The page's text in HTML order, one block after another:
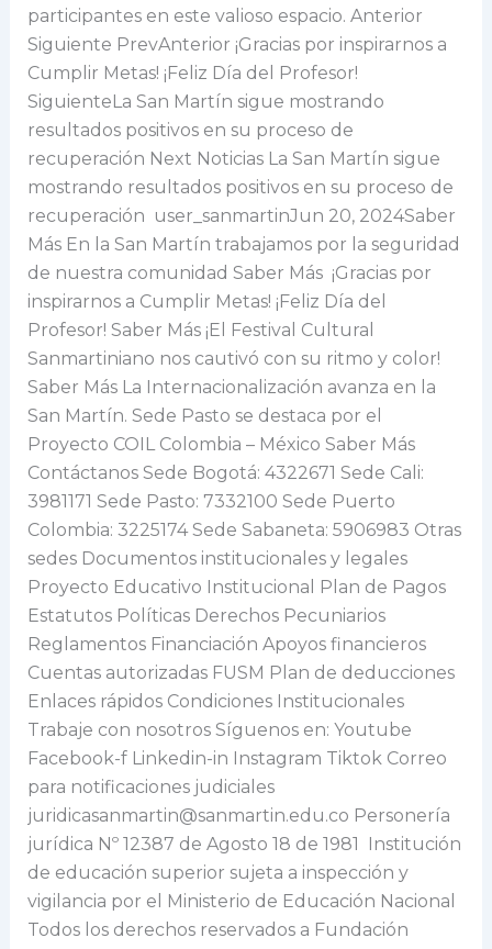
participantes en este valioso espacio. Anterior
Siguiente PrevAnterior ¡Gracias por inspirarnos a
Cumplir Metas! ¡Feliz Día del Profesor!
SiguienteLa San Martín sigue mostrando
resultados positivos en su proceso de
recuperación Next Noticias La San Martín sigue
mostrando resultados positivos en su proceso de
recuperación user_sanmartinJun 20, 2024Saber
Más En la San Martín trabajamos por la seguridad
de nuestra comunidad Saber Más ¡Gracias por
inspirarnos a Cumplir Metas! ¡Feliz Día del
Profesor! Saber Más ¡El Festival Cultural
Sanmartiniano nos cautivó con su ritmo y color!
Saber Más La Internacionalización avanza en la
San Martín. Sede Pasto se destaca por el
Proyecto COIL Colombia – México Saber Más
Contáctanos Sede Bogotá: 4322671 Sede Cali:
3981171 Sede Pasto: 7332100 Sede Puerto
Colombia: 3225174 Sede Sabaneta: 5906983 Otras
sedes Documentos institucionales y legales
Proyecto Educativo Institucional Plan de Pagos
Estatutos Políticas Derechos Pecuniarios
Reglamentos Financiación Apoyos financieros
Cuentas autorizadas FUSM Plan de deducciones
Enlaces rápidos Condiciones Institucionales
Trabaje con nosotros Síguenos en: Youtube
Facebook-f Linkedin-in Instagram Tiktok Correo
para notificaciones judiciales
juridicasanmartin@sanmartin.edu.co Personería
jurídica Nº 12387 de Agosto 18 de 1981 Institución
de educación superior sujeta a inspección y
vigilancia por el Ministerio de Educación Nacional
Todos los derechos reservados a Fundación